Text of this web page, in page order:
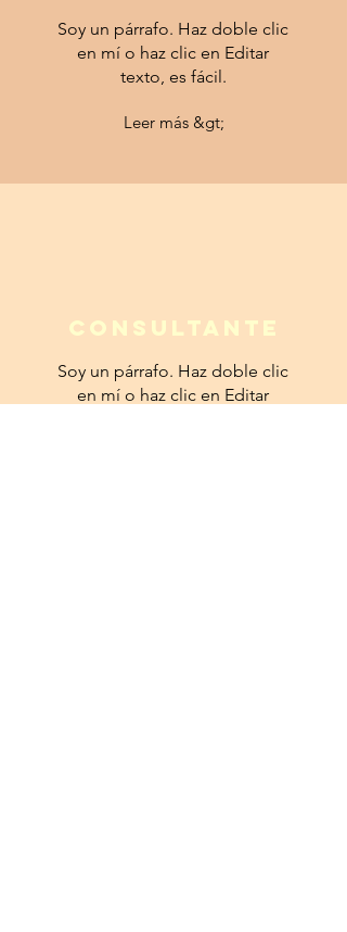
Soy un párrafo. Haz doble clic
en mí o haz clic en Editar
texto, es fácil.
Leer más &gt;
Consultante
Soy un párrafo. Haz doble clic
en mí o haz clic en Editar